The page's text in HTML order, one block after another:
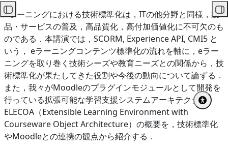
コースインデックスを開く
eラーニングにおける技術標準化は，ITの他分野と同様，製
品・サービスの普及，高品質化，高付加価値化に不可欠のも
のである．本講演では，SCORM, Experience API, CMI5 と
いう， eラーニングコンテンツ標準化の流れを軸に，eラー
ニングを取り巻く技術シーズや教育ニーズとの関係から，技
術標準化が果たしてきた役割や今後の動向について論ずる．
また，我々がMoodleのプラグインモジュールとして開発を
行っている拡張可能な学習支援システムアーキテクチャ
ELECOA（Extensible Learning Environment with
Courseware Object Architecture）の概要を，技術標準化
やMoodleとの連携の観点から紹介する．